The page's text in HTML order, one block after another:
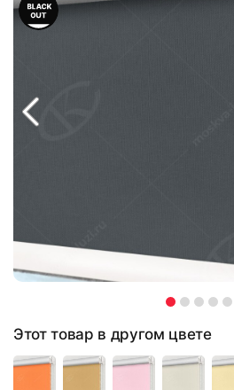
Этот товар в другом цвете